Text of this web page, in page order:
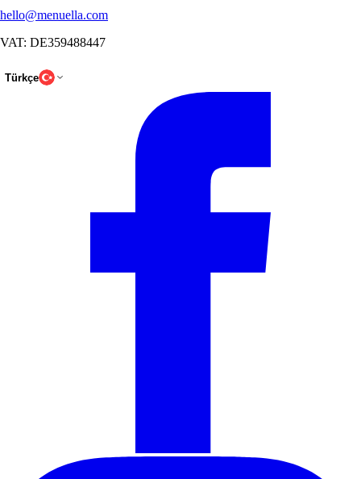
hello@menuella.com
VAT: DE359488447
Türkçe